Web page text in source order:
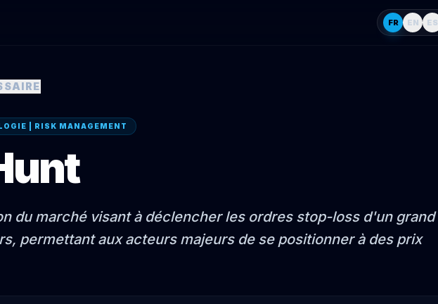
FR EN ES
| RISK MANAGEMENT
du marché visant à déclencher les ordres stop-loss d'un grand
permettant aux acteurs majeurs de se positionner à des prix